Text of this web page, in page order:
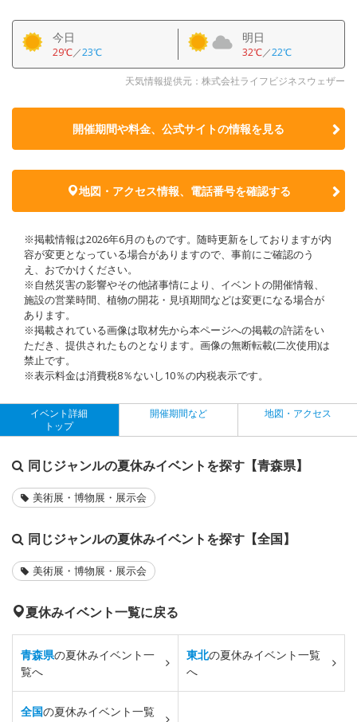
今日
29℃／23℃
明日
32℃／22℃
天気情報提供元：株式会社ライフビジネスウェザー
開催期間や料金、公式サイトの情報を見る
地図・アクセス情報、電話番号を確認する
※掲載情報は2026年6月のものです。随時更新をしておりますが内
容が変更となっている場合がありますので、事前にご確認のう
え、おでかけください。
※自然災害の影響やその他諸事情により、イベントの開催情報、
施設の営業時間、植物の開花・見頃期間などは変更になる場合が
あります。
※掲載されている画像は取材先から本ページへの掲載の許諾をい
ただき、提供されたものとなります。画像の無断転載(二次使用)は
禁止です。
※表示料金は消費税8％ないし10％の内税表示です。
イベント詳細
トップ
開催期間など 地図・アクセス
同じジャンルの夏休みイベントを探す【青森県】
美術展・博物展・展示会
同じジャンルの夏休みイベントを探す【全国】
美術展・博物展・展示会
夏休みイベント一覧に戻る
青森県の夏休みイベント一
覧へ
東北の夏休みイベント一覧
へ
全国の夏休みイベント一覧